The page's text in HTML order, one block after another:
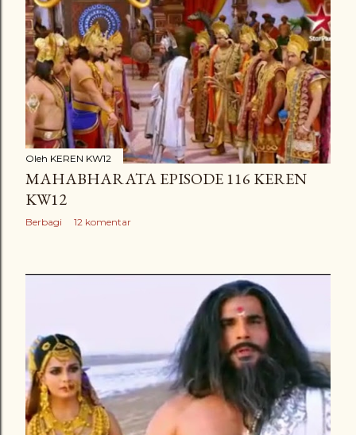
Oleh KEREN KW12
MAHABHARATA EPISODE 116 KEREN
KW12
Berbagi 12 komentar